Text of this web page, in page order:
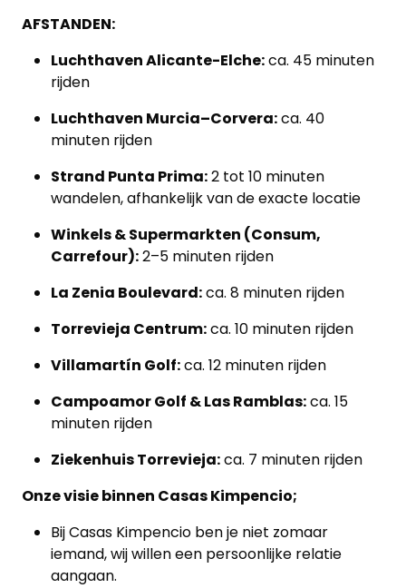
AFSTANDEN:
Luchthaven Alicante-Elche:ca. 45 minuten
rijden
Luchthaven Murcia–Corvera:ca. 40
minuten rijden
Strand Punta Prima:2 tot 10 minuten
wandelen, afhankelijk van de exacte locatie
Winkels & Supermarkten (Consum,
Carrefour):2–5 minuten rijden
La Zenia Boulevard:ca. 8 minuten rijden
Torrevieja Centrum:ca. 10 minuten rijden
Villamartín Golf:ca. 12 minuten rijden
Campoamor Golf & Las Ramblas:ca. 15
minuten rijden
Ziekenhuis Torrevieja:ca. 7 minuten rijden
Onze visie binnen Casas Kimpencio;
Bij Casas Kimpencio ben je niet zomaar
iemand, wij willen een persoonlijke relatie
aangaan.